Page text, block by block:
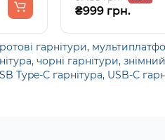
₴999 грн.
гарнітури,
, чорні гарнітури,
Type-C гарнітура, USB-C